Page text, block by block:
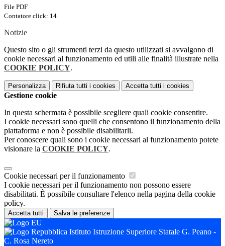
File PDF
Contatore click: 14
Notizie
Questo sito o gli strumenti terzi da questo utilizzati si avvalgono di
cookie necessari al funzionamento ed utili alle finalità illustrate nella
COOKIE POLICY.
Personalizza Rifiuta tutti i cookies Accetta tutti i cookies
Gestione cookie
In questa schermata è possibile scegliere quali cookie consentire.
I cookie necessari sono quelli che consentono il funzionamento della
piattaforma e non è possibile disabilitarli.
Per conoscere quali sono i cookie necessari al funzionamento potete
visionare la COOKIE POLICY.
Cookie necessari per il funzionamento
I cookie necessari per il funzionamento non possono essere
disabilitati. È possibile consultare l'elenco nella pagina della cookie
policy.
Accetta tutti Salva le preferenze
Istituto Istruzione Superiore Statale G. Peano -
C. Rosa Nereto